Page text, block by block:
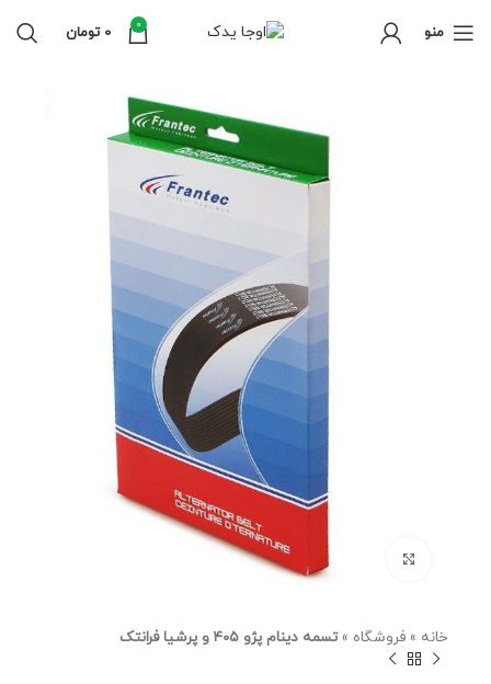
منو 0
0 تومان
برای بزرگنمایی کلیک کنید
خانه » فروشگاه »تسمه دینام پژو ۴۰۵ و پرشیا فرانتک